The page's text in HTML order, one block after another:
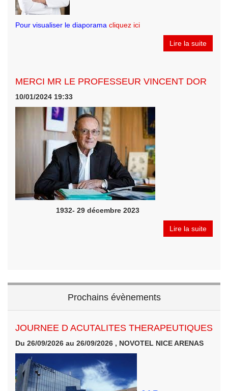
Pour visualiser le diaporama cliquez ici
Lire la suite
MERCI MR LE PROFESSEUR VINCENT DOR
10/01/2024 19:33
1932- 29 décembre 2023
Lire la suite
Prochains évènements
JOURNEE D ACUTALITES THERAPEUTIQUES
Du 26/09/2026 au 26/09/2026 , NOVOTEL NICE ARENAS